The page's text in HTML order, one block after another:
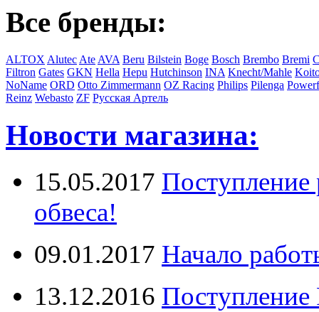
Все бренды:
ALTOX Alutec Ate AVA Beru Bilstein Boge Bosch Brembo Bremi
Filtron Gates GKN Hella Hepu Hutchinson INA Knecht/Mahle
NoName ORD Otto Zimmermann OZ Racing Philips Pilenga
Reinz Webasto ZF Русская Артель
Новости магазина:
15.05.2017 Поступление
обвеса!
09.01.2017 Начало
13.12.2016 Поступление